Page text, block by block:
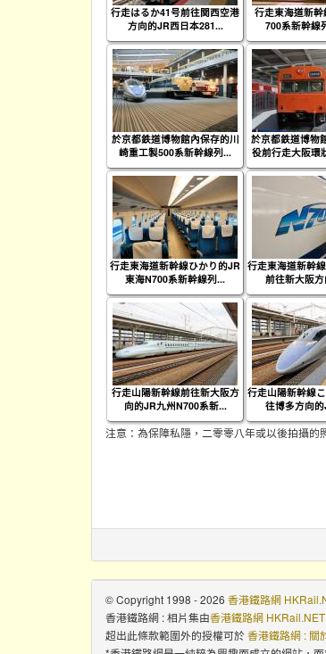
行走はるか41号前往関西空港
方向的JR西日本281...
行走東海道新
700系新幹線
於京都鉄道博物館內保存的川
崎重工製500系新幹線列...
於京都鉄道博物
役前行走大阪環
行走東海道新幹線ひかり的JR
東海N700系新幹線列...
行走東海道新幹
前往新大阪
行走山陽新幹線前往新大阪方
向的JR九州N700系新...
行走山陽新幹線
往博多方向
注意：為保障私隱，二零零八年或以後拍攝
© Copyright 1998 - 2026 香港鐵路網
香港鐵路網 : 相片集由香港鐵路網 HKRail.NET
超出此條款範圍外的授權可於香港鐵路網 : 關